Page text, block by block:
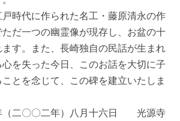
時代に作られた名工・藤原清永の作
だ一つの幽霊像が現存し、お盆の十
す。また、長崎独自の民話が生まれ
を失った今日、このお話を大切に子
とを念じて、この碑を建立いたしま
二〇〇二年）八月十六日 光源寺